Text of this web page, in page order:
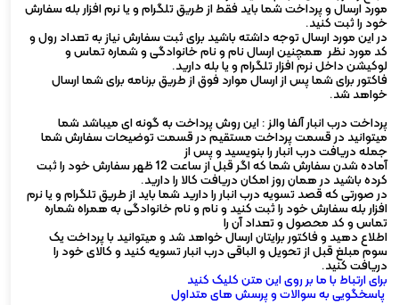
مورد ارسال و پرداخت شما باید فقط از طریق تلگرام و یا نرم افزار بله سفارش
خود را ثبت کنید.
در این مورد ارسال توجه داشته باشید برای ثبت سفارش نیاز به تعداد رول و
کد مورد نظر همچنین ارسال نام و نام خانوادگی و شماره تماس و
لوکیشن داخل نرم افزار تلگرام و یا بله دارید.
فاکتور برای شما پس از ارسال موارد فوق از طریق برنامه برای شما ارسال
خواهد شد.
پرداخت درب انبار آلفا والز : این روش پرداخت به گونه ای میباشد شما
میتوانید در قسمت پرداخت مستقیم در قسمت توضیحات سفارش شما
جمله دریافت درب انبار را بنویسید و پس از
آماده شدن سفارش شما که اگر قبل از ساعت 12 ظهر سفارش خود را ثبت
کرده باشید در همان روز امکان دریافت کالا را دارید.
در صورتی که قصد تسویه درب انبار را دارید شما باید از طریق تلگرام و یا نرم
افزار بله سفارش خود را ثبت کنید و نام و نام خانوادگی به همراه شماره
تماس و کد محصول و تعداد آن را
اطلاع دهید و فاکتور برایتان ارسال خواهد شد و میتوانید با پرداخت یک
سوم مبلغ قبل از تحویل و الباقی درب انبار تسویه کنید و کالای خود را
دریافت کنید.
برای ارتباط با ما بر روی این متن کلیک کنید
پاسخگویی به سوالات و پرسش های متداول